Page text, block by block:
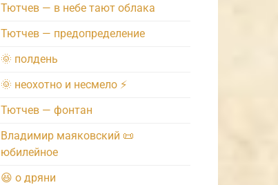
Тютчев — в небе тают облака
Тютчев — предопределение
🌞 полдень
🌞 неохотно и несмело ⚡️
Тютчев — фонтан
Владимир маяковский 📜
юбилейное
😆 о дряни